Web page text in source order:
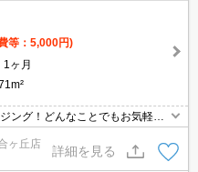
等：5,000円)
1ヶ月
ング！どんなことでもお気軽に
ヶ丘店
詳細を見る